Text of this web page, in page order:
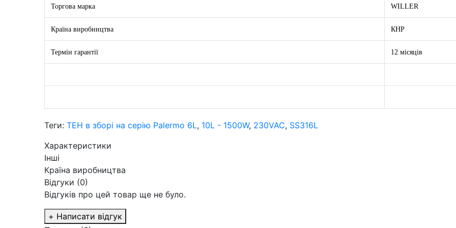
Торгова марка WILLER
Країна виробництва КНР
Термін гарантії 12 місяців
Теги: ТЕН в зборі на серію Palermo 6L, 10L - 1500W, 230VAC, SS316L
Характеристики
Інші
Країна виробництва
Відгуки (0)
Відгуків про цей товар ще не було.
+ Написати відгук